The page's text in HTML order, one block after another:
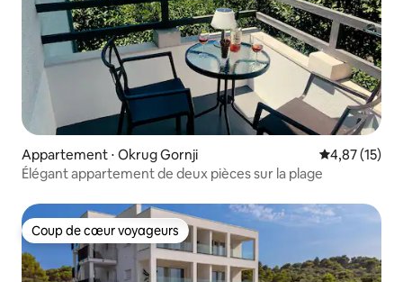
Appartement ⋅ Okrug Gornji Évaluation
4,87 (15)
Élégant appartement de deux pièces sur la plage
Coup de cœur voyageurs
Coup de cœur voyageurs